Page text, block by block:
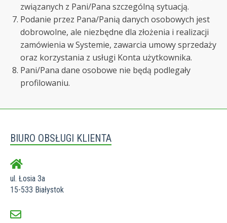
związanych z Pani/Pana szczególną sytuacją.
Podanie przez Pana/Panią danych osobowych jest
dobrowolne, ale niezbędne dla złożenia i realizacji
zamówienia w Systemie, zawarcia umowy sprzedaży
oraz korzystania z usługi Konta użytkownika.
Pani/Pana dane osobowe nie będą podlegały
profilowaniu.
BIURO OBSŁUGI KLIENTA
ul. Łosia 3a
15-533 Białystok